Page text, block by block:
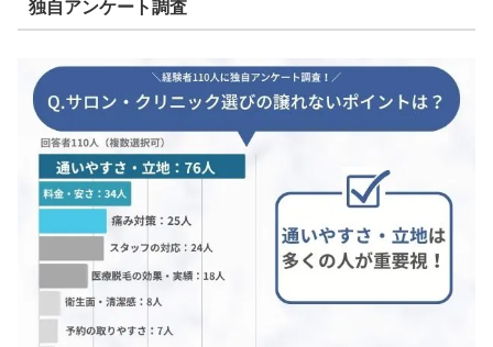
独自アンケート調査